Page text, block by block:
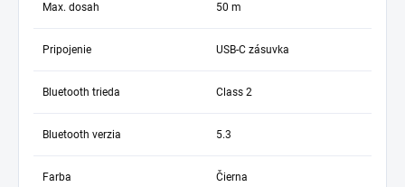
Max. dosah 50 m
Pripojenie USB-C zásuvka
Bluetooth trieda Class 2
Bluetooth verzia 5.3
Farba Čierna